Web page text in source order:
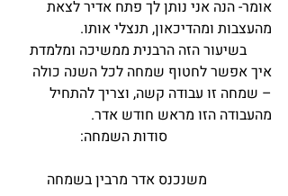
אומר- הנה אני נותן לך פתח אדיר לצאת
מהעצבות ומהדיכאון, תנצלי אותו.
       בשיעור הזה הרבנית ממשיכה ומלמדת
איך אפשר לחטוף שמחה לכל השנה כולה
– שמחה זו עבודה קשה, וצריך להתחיל
מהעבודה הזו מראש חודש אדר.
                             סודות השמחה:
                  משנכנס אדר מרבין בשמחה